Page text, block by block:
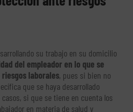
su trabajo en su domicilio
del empleador en lo que se
laborales, pues si bien no
que se haya desarrollado
si que se tiene en cuenta los
en materia de salud y